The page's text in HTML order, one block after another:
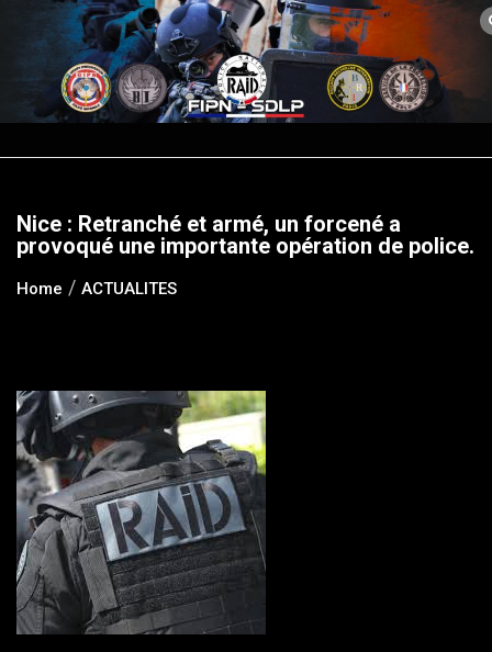
content
Nice : Retranché et armé, un forcené a
provoqué une importante opération de police.
Home ACTUALITES